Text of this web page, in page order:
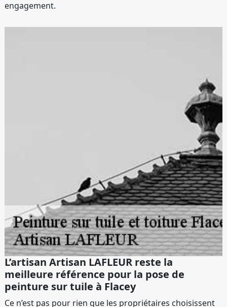
engagement.
L’artisan Artisan LAFLEUR reste la
meilleure référence pour la pose de
peinture sur tuile à Flacey
Ce n’est pas pour rien que les propriétaires choisissent